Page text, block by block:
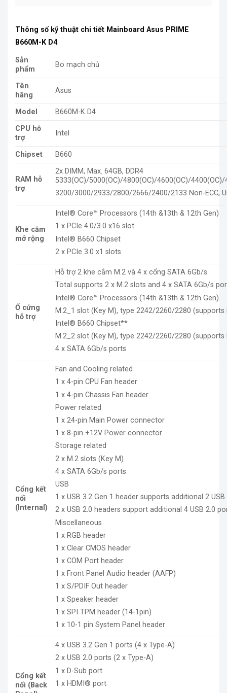
Thông số kỹ thuật chi tiết Mainboard Asus PRIME
B660M-K D4
Sản
phẩm
Bo mạch chủ
Tên
hãng
Asus
Model
B660M-K D4
CPU hỗ
trợ
Intel
Chipset B660
RAM hỗ
trợ
2x DIMM, Max. 64GB, DDR4
5333(OC)/5000(OC)/4800(OC)/4600(OC)/
3200/3000/2933/2800/2666/2400/2133 Non-ECC,
Khe cắm
mở rộng
Intel® Core™ Processors (14th &13th & 12th Gen)
1 x PCIe 4.0/3.0 x16 slot
Intel® B660 Chipset
2 x PCIe 3.0 x1 slots
Ổ cứng
hỗ trợ
Hỗ trợ 2 khe cắm M.2 và 4 x cổng SATA 6Gb/s
Total supports 2 x M.2 slots and 4 x SATA 6Gb/s
Intel® Core™ Processors (14th &13th & 12th Gen)
M.2_1 slot (Key M), type 2242/2260/2280 (supports
Intel® B660 Chipset**
M.2_2 slot (Key M), type 2242/2260/2280 (supports
4 x SATA 6Gb/s ports
Cổng kết
nối
(Internal)
Fan and Cooling related
1 x 4-pin CPU Fan header
1 x 4-pin Chassis Fan header
Power related
1 x 24-pin Main Power connector
1 x 8-pin +12V Power connector
Storage related
2 x M.2 slots (Key M)
4 x SATA 6Gb/s ports
USB
1 x USB 3.2 Gen 1 header supports additional 2
2 x USB 2.0 headers support additional 4 USB 2.0
Miscellaneous
1 x RGB header
1 x Clear CMOS header
1 x COM Port header
1 x Front Panel Audio header (AAFP)
1 x S/PDIF Out header
1 x Speaker header
1 x SPI TPM header (14-1pin)
1 x 10-1 pin System Panel header
Cổng kết
nối (Back
4 x USB 3.2 Gen 1 ports (4 x Type-A)
2 x USB 2.0 ports (2 x Type-A)
1 x D-Sub port
1 x HDMI® port